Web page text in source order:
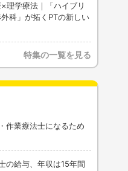
理学療法｜「ハイブリ
科」が拓くPTの新しい
特集の一覧を見る
作業療法士になるため
の給与、年収は15年間